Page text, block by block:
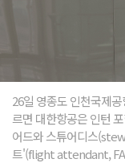
26일 영종도 인천국제
르면 대한항공은 인턴
어드와 스튜어디스
트'(flight attendant,